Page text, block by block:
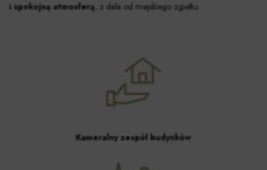
i spokojną atmosferą , z dala od miejskiego zgiełku.
Kameralny zespół budynków